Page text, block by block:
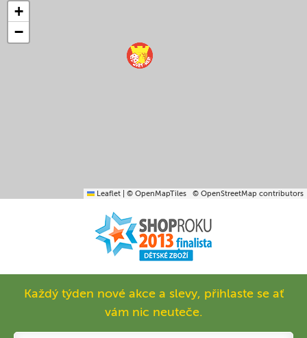
+
−
Leaflet © OpenMapTiles © OpenStreetMap contributors
Každý týden nové akce a slevy, přihlaste se ať
vám nic neuteče.